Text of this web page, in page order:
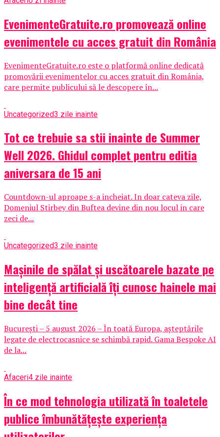
EvenimenteGratuite.ro promovează online
evenimentele cu acces gratuit din România
EvenimenteGratuite.ro este o platformă online dedicată
promovării evenimentelor cu acces gratuit din România,
care permite publicului să le descopere în...
Uncategorized3 zile inainte
Tot ce trebuie sa stii inainte de Summer
Well 2026. Ghidul complet pentru editia
aniversara de 15 ani
Countdown-ul aproape s-a incheiat. In doar cateva zile,
Domeniul Stirbey din Buftea devine din nou locul in care
zeci de...
Uncategorized3 zile inainte
Mașinile de spălat și uscătoarele bazate pe
inteligență artificială îți cunosc hainele mai
bine decât tine
București – 5 august 2026 – În toată Europa, așteptările
legate de electrocasnice se schimbă rapid. Gama Bespoke AI
de la...
Afaceri4 zile inainte
În ce mod tehnologia utilizată în toaletele
publice îmbunătățește experiența